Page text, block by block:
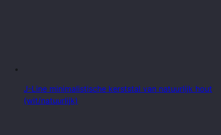
J-Line minimalistische kerststal van natuurlijk hout
(wit/natuurlijk)